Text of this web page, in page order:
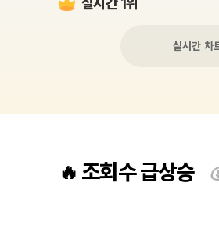
실시간 차
🔥 조회수 급상승